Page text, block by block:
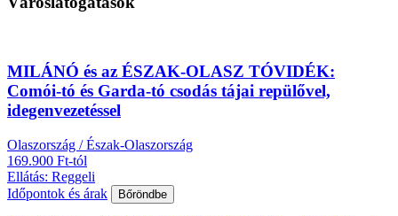
MILÁNÓ és az ÉSZAK-OLASZ TÓVIDÉK:
Comói-tó és Garda-tó csodás tájai repülővel,
idegenvezetéssel
Olaszország / Észak-Olaszország
169.900 Ft-tól
Ellátás: Reggeli
Időpontok és árak
Bőröndbe